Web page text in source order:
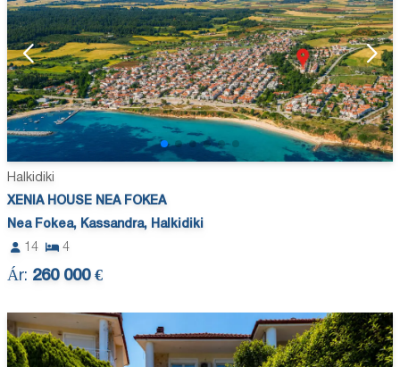
Halkidiki
XENIA HOUSE NEA FOKEA
Nea Fokea, Kassandra, Halkidiki
14
4
Ár: 260 000 €